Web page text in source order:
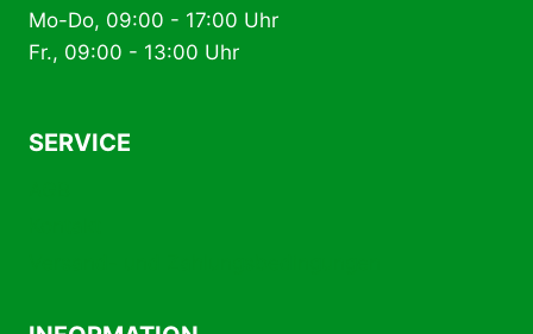
Mo-Do, 09:00 - 17:00 Uhr
Fr., 09:00 - 13:00 Uhr
SERVICE